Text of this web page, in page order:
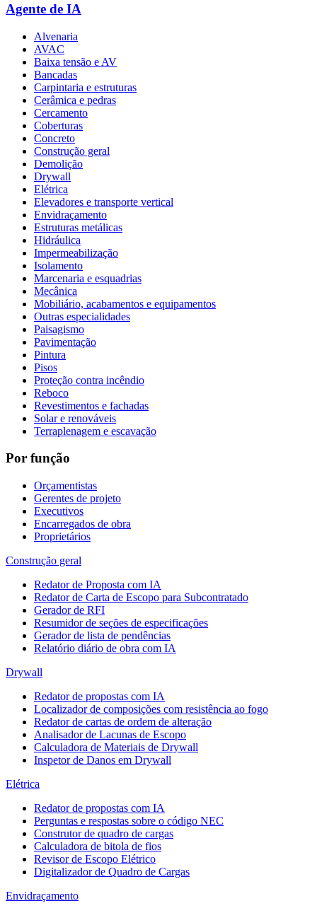
Agente de IA
Alvenaria
AVAC
Baixa tensão e AV
Bancadas
Carpintaria e estruturas
Cerâmica e pedras
Cercamento
Coberturas
Concreto
Construção geral
Demolição
Drywall
Elétrica
Elevadores e transporte vertical
Envidraçamento
Estruturas metálicas
Hidráulica
Impermeabilização
Isolamento
Marcenaria e esquadrias
Mecânica
Mobiliário, acabamentos e equipamentos
Outras especialidades
Paisagismo
Pavimentação
Pintura
Pisos
Proteção contra incêndio
Reboco
Revestimentos e fachadas
Solar e renováveis
Terraplenagem e escavação
Por função
Orçamentistas
Gerentes de projeto
Executivos
Encarregados de obra
Proprietários
Construção geral
Redator de Proposta com IA
Redator de Carta de Escopo para Subcontratado
Gerador de RFI
Resumidor de seções de especificações
Gerador de lista de pendências
Relatório diário de obra com IA
Drywall
Redator de propostas com IA
Localizador de composições com resistência ao fogo
Redator de cartas de ordem de alteração
Analisador de Lacunas de Escopo
Calculadora de Materiais de Drywall
Inspetor de Danos em Drywall
Elétrica
Redator de propostas com IA
Perguntas e respostas sobre o código NEC
Construtor de quadro de cargas
Calculadora de bitola de fios
Revisor de Escopo Elétrico
Digitalizador de Quadro de Cargas
Envidraçamento